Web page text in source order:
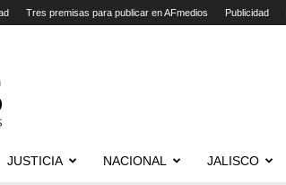
Tres premisas para publicar en AFmedios Publicidad
JUSTICIA NACIONAL JALISCO